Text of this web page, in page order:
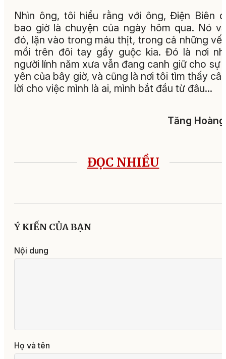
Nhìn ông, tôi hiểu rằng với ông, Điện Biên
bao giờ là chuyện của ngày hôm qua. Nó
đó, lặn vào trong máu thịt, trong cả những
mồi trên đôi tay gầy guộc kia. Đó là nơi
người lính năm xưa vẫn đang canh giữ cho sự
yên của bây giờ, và cũng là nơi tôi tìm thấy
lời cho việc mình là ai, mình bắt đầu từ đâu…
Tăng
ĐỌC NHIỀU
Ý KIẾN CỦA BẠN
Nội dung
Họ và tên